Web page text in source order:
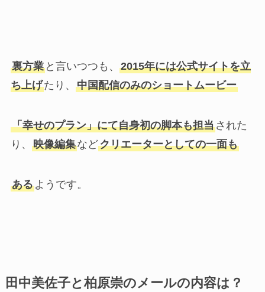
裏方業と言いつつも、 2015年には公式サイトを立
ち上げたり、 中国配信のみのショートムービー
「幸せのプラン」にて自身初の脚本も担当された
り、 映像編集などクリエーターとしての一面も
あるようです。
田中美佐子と柏原崇のメールの内容は？